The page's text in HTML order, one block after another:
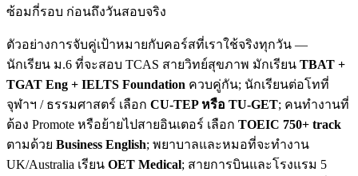
ซ้อมกี่รอบ ก่อนถึงวันสอบจริง
ตัวอย่างการจับคู่เป้าหมายกับคอร์สที่เราใช้จริงทุกวัน —
นักเรียน ม.6 ที่จะสอบ TCAS สายวิทย์สุขภาพ มักเรียน TBAT +
TGAT Eng + IELTS Foundation ควบคู่กัน; นักเรียนต่อโทที่
จุฬาฯ / ธรรมศาสตร์ เลือก CU-TEP หรือ TU-GET; คนทำงานที่
ต้อง Promote หรือย้ายไปสายอินเตอร์ เลือก TOEIC 750+ track
ตามด้วย Business English; พยาบาลและหมอที่จะทำงาน
UK/Australia เรียน OET Medical; สายการบินและโรงแรม 5